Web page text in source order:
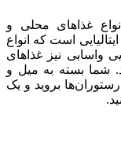
غذاهای محلی و
است که انواع
واسابی نیز غذاهای
شما بسته به میل و
بروید و یک